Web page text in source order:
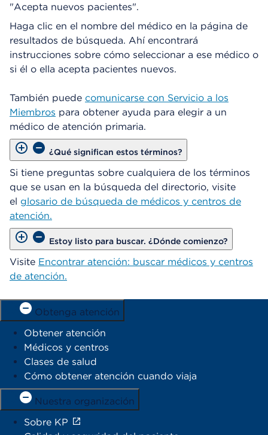
"Acepta nuevos pacientes".
Haga clic en el nombre del médico en la página de
resultados de búsqueda. Ahí encontrará
instrucciones sobre cómo seleccionar a ese médico o
si él o ella acepta pacientes nuevos.
También puede comunicarse con Servicio a los
Miembros para obtener ayuda para elegir a un
médico de atención primaria.
¿Qué significan estos términos?
Si tiene preguntas sobre cualquiera de los términos
que se usan en la búsqueda del directorio, visite
el glosario de búsqueda de médicos y centros de
atención.
Estoy listo para buscar. ¿Dónde comienzo?
Visite Encontrar atención: buscar médicos y centros
de atención.
Obtenga atención
Obtener atención
Médicos y centros
Clases de salud
Cómo obtener atención cuando viaja
Nuestra organización
Sobre KP